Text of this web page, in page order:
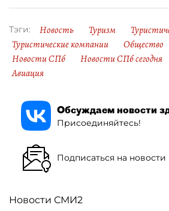
Тэги: Новость Туризм
Туристические компании
Общество
Новости СПб
Новости СПб сегодня
Авиация
Обсуждаем новости
Присоединяйтесь!
Подписаться на новости
Новости СМИ2